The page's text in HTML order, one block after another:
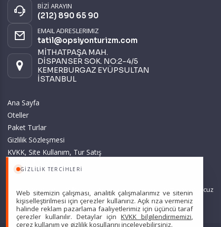
GIZLILIK TERCIHLERI
Web sitemizin çalışması, analitik çalışmalarımız ve sitenin
kişiselleştirilmesi için çerezler kullanırız. Açık rıza vermeniz
halinde reklam pazarlama faaliyetlerimiz için üçüncü taraf
çerezler kullanılır. Detaylar için KVKK bilgilendirmemizi,
çerez kullanım ve gizlilik koşullarını inceleyebilirsiniz.
BİZİ ARAYIN
(212) 890 65 90
EMAIL ADRESLERIMIZ
tatil@opsiyonturizm.com
MİTHATPAŞA MAH.
DİSPANSER SOK. NO:2-4/5
KEMERBURGAZ EYÜPSULTAN
İSTANBUL
Ana Sayfa
Oteller
Paket Turlar
Gizlilik Sözleşmesi
KVKK, Site Kullanım, Tur Satış
Sitemizde anılan tüm fiyatlar, geçerli kartlar ile tek ödemede, en ucuz
başlangıç fiyatlardır ve yeterli kontenjan olması durumunda
geçerlidir.